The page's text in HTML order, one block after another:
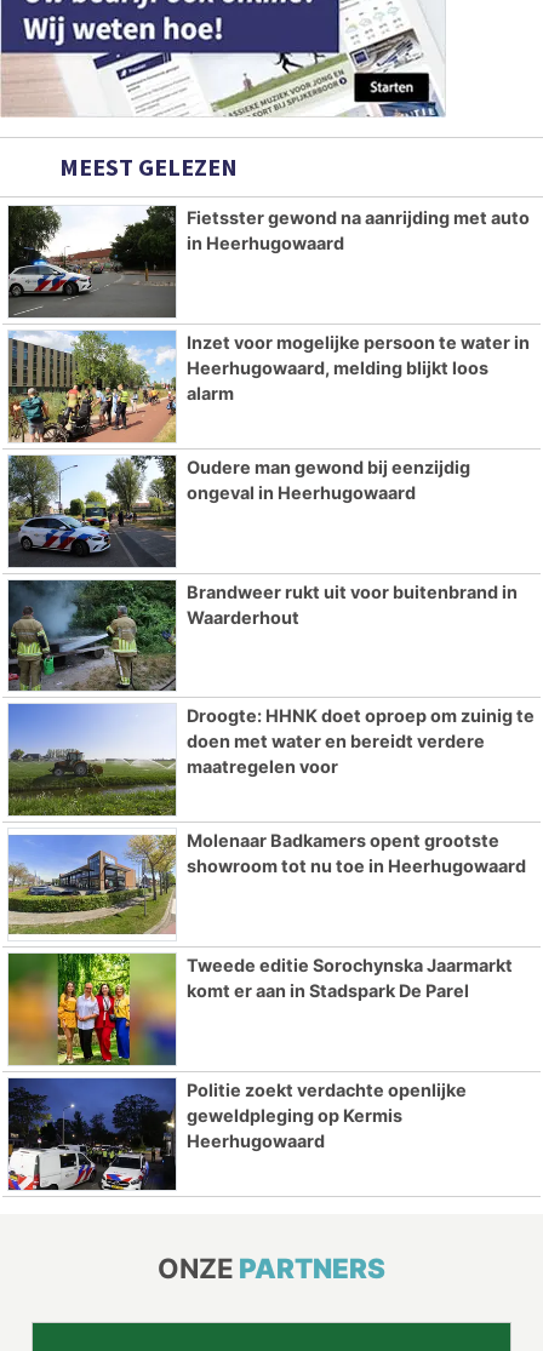
MEEST GELEZEN
Fietsster gewond na aanrijding met auto
in Heerhugowaard
Inzet voor mogelijke persoon te water in
Heerhugowaard, melding blijkt loos
alarm
Oudere man gewond bij eenzijdig
ongeval in Heerhugowaard
Brandweer rukt uit voor buitenbrand in
Waarderhout
Droogte: HHNK doet oproep om zuinig te
doen met water en bereidt verdere
maatregelen voor
Molenaar Badkamers opent grootste
showroom tot nu toe in Heerhugowaard
Tweede editie Sorochynska Jaarmarkt
komt er aan in Stadspark De Parel
Politie zoekt verdachte openlijke
geweldpleging op Kermis
Heerhugowaard
ONZE PARTNERS